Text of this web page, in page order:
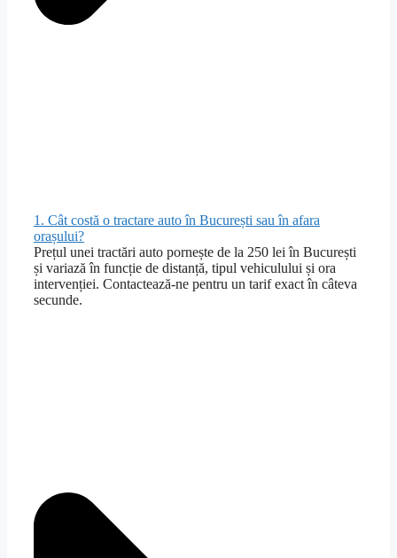
1. Cât costă o tractare auto în București sau în afara
orașului?
Prețul unei tractări auto pornește de la 250 lei în București
și variază în funcție de distanță, tipul vehiculului și ora
intervenției. Contactează-ne pentru un tarif exact în câteva
secunde.